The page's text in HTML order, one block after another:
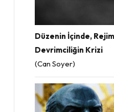
Düzenin İçinde,
Devrimciliğin Krizi
(Can Soyer)